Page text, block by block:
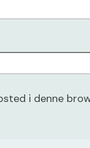
i denne